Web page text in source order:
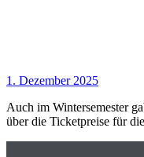
1. Dezember 2025
Auch im Wintersemester
über die Ticketpreise für